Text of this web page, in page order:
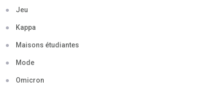
Jeu
Kappa
Maisons étudiantes
Mode
Omicron